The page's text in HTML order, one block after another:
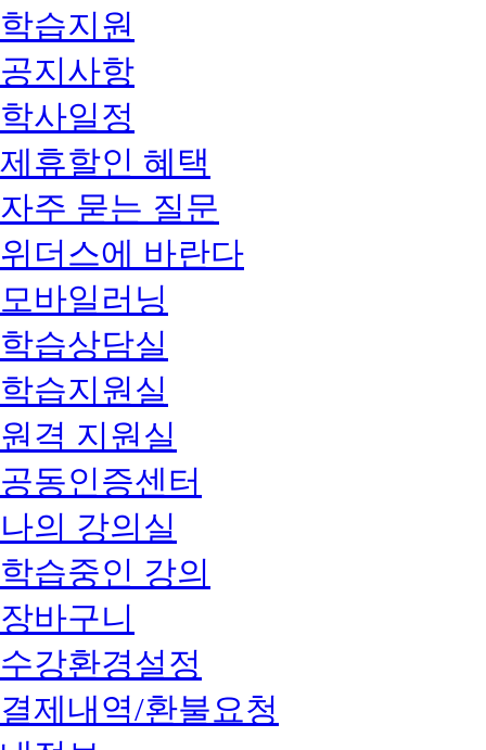
학습지원
공지사항
학사일정
제휴할인 혜택
자주 묻는 질문
위더스에 바란다
모바일러닝
학습상담실
학습지원실
원격 지원실
공동인증센터
나의 강의실
학습중인 강의
장바구니
수강환경설정
결제내역/환불요청